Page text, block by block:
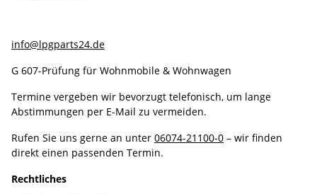
info@lpgparts24.de
G 607-Prüfung für Wohnmobile & Wohnwagen
Termine vergeben wir bevorzugt telefonisch, um lange
Abstimmungen per E-Mail zu vermeiden.
Rufen Sie uns gerne an unter 06074-21100-0 – wir finden
direkt einen passenden Termin.
Rechtliches